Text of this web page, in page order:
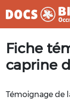
auFiche
caprine
Témoignage de